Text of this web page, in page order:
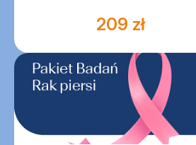
209 zł